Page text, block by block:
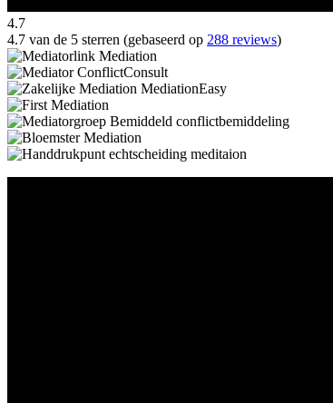
4.7
4.7 van de 5 sterren (gebaseerd op 288 reviews)